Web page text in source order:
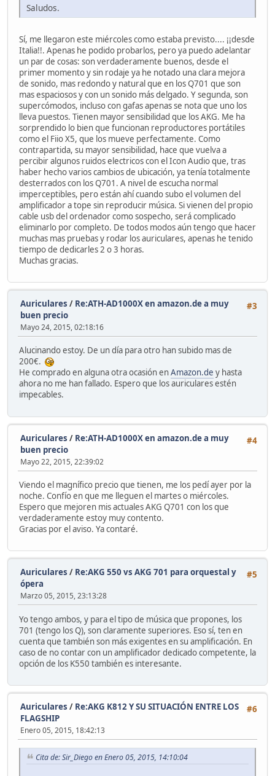
Saludos.
Sí, me llegaron este miércoles como estaba previsto.... ¡¡desde
Italia!!. Apenas he podido probarlos, pero ya puedo adelantar
un par de cosas: son verdaderamente buenos, desde el
primer momento y sin rodaje ya he notado una clara mejora
de sonido, mas redondo y natural que en los Q701 que son
mas espaciosos y con un sonido más delgado. Y segunda, son
supercómodos, incluso con gafas apenas se nota que uno los
lleva puestos. Tienen mayor sensibilidad que los AKG. Me ha
sorprendido lo bien que funcionan reproductores portátiles
como el Fiio X5, que los mueve perfectamente. Como
contrapartida, su mayor sensibilidad, hace que vuelva a
percibir algunos ruidos electricos con el Icon Audio que, tras
haber hecho varios cambios de ubicación, ya tenía totalmente
desterrados con los Q701. A nivel de escucha normal
imperceptibles, pero están ahí cuando subo el volumen del
amplificador a tope sin reproducir música. Si vienen del propio
cable usb del ordenador como sospecho, será complicado
eliminarlo por completo. De todos modos aún tengo que hacer
muchas mas pruebas y rodar los auriculares, apenas he tenido
tiempo de dedicarles 2 o 3 horas.
Muchas gracias.
#3
Auriculares / Re:ATH-AD1000X en amazon.de a muy
buen precio
Mayo 24, 2015, 02:18:16
Alucinando estoy. De un día para otro han subido mas de
200€.
He comprado en alguna otra ocasión enAmazon.de y hasta
ahora no me han fallado. Espero que los auriculares estén
impecables.
#4
Auriculares / Re:ATH-AD1000X en amazon.de a muy
buen precio
Mayo 22, 2015, 22:39:02
Viendo el magnífico precio que tienen, me los pedí ayer por la
noche. Confío en que me lleguen el martes o miércoles.
Espero que mejoren mis actuales AKG Q701 con los que
verdaderamente estoy muy contento.
Gracias por el aviso. Ya contaré.
#5
Auriculares / Re:AKG 550 vs AKG 701 para orquestal y
ópera
Marzo 05, 2015, 23:13:28
Yo tengo ambos, y para el tipo de música que propones, los
701 (tengo los Q), son claramente superiores. Eso sí, ten en
cuenta que también son más exigentes en su amplificación. En
caso de no contar con un amplificador dedicado competente, la
opción de los K550 también es interesante.
#6
Auriculares / Re:AKG K812 Y SU SITUACIÓN ENTRE LOS
FLAGSHIP
Enero 05, 2015, 18:42:13
Cita de: Sir_Diego en Enero 05, 2015, 14:10:04